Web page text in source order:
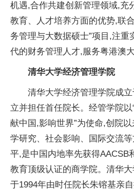
机遇,合作共建创新管理领域,充
教育、人才培养方面的优势,联
务管理与大数据硕士”项目,注重
代的财务管理人才,服务粤港澳
清华大学经济管理学院
清华大学经济管理学院成
立并担任首任院长。经管学院
献中国,影响世界”为使命,创院
学研究、社会影响、国际交流
平,是中国内地率先获得AACSB
教育顶级认证的商学院。清华
于1994年由时任院长朱镕基亲